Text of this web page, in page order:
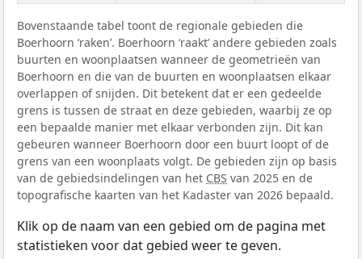
Bovenstaande tabel toont de regionale gebieden die
Boerhoorn ‘raken’. Boerhoorn ‘raakt’ andere gebieden zoals
buurten en woonplaatsen wanneer de geometrieën van
Boerhoorn en die van de buurten en woonplaatsen elkaar
overlappen of snijden. Dit betekent dat er een gedeelde
grens is tussen de straat en deze gebieden, waarbij ze op
een bepaalde manier met elkaar verbonden zijn. Dit kan
gebeuren wanneer Boerhoorn door een buurt loopt of de
grens van een woonplaats volgt. De gebieden zijn op basis
van de gebiedsindelingen van het CBS van 2025 en de
topografische kaarten van het Kadaster van 2026 bepaald.
Klik op de naam van een gebied om de pagina met
statistieken voor dat gebied weer te geven.